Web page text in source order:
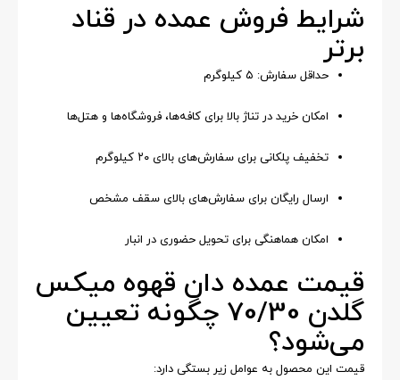
شرایط فروش عمده در قناد
برتر
حداقل سفارش: ۵ کیلوگرم
امکان خرید در تناژ بالا برای کافه‌ها، فروشگاه‌ها و هتل‌ها
تخفیف پلکانی برای سفارش‌های بالای ۲۰ کیلوگرم
ارسال رایگان برای سفارش‌های بالای سقف مشخص
امکان هماهنگی برای تحویل حضوری در انبار
قیمت عمده دان قهوه میکس
گلدن 70/30 چگونه تعیین
می‌شود؟
قیمت این محصول به عوامل زیر بستگی دارد: